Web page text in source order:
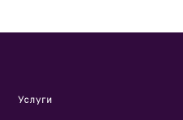
Услуги